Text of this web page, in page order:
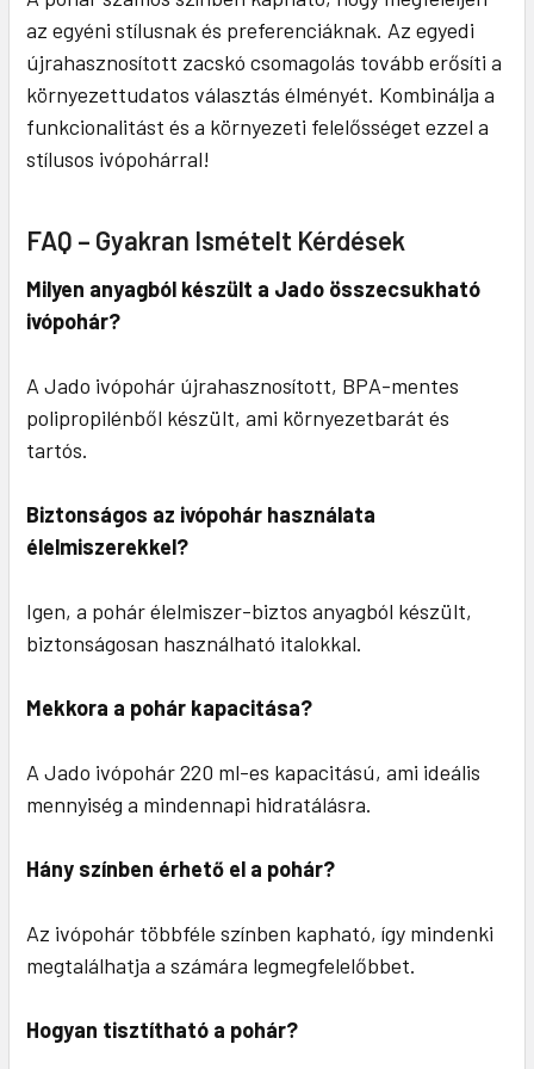
az egyéni stílusnak és preferenciáknak. Az egyedi
újrahasznosított zacskó csomagolás tovább erősíti a
környezettudatos választás élményét. Kombinálja a
funkcionalitást és a környezeti felelősséget ezzel a
stílusos ivópohárral!
FAQ – Gyakran Ismételt Kérdések
Milyen anyagból készült a Jado összecsukható
ivópohár?
A Jado ivópohár újrahasznosított, BPA-mentes
polipropilénből készült, ami környezetbarát és
tartós.
Biztonságos az ivópohár használata
élelmiszerekkel?
Igen, a pohár élelmiszer-biztos anyagból készült,
biztonságosan használható italokkal.
Mekkora a pohár kapacitása?
A Jado ivópohár 220 ml-es kapacitású, ami ideális
mennyiség a mindennapi hidratálásra.
Hány színben érhető el a pohár?
Az ivópohár többféle színben kapható, így mindenki
megtalálhatja a számára legmegfelelőbbet.
Hogyan tisztítható a pohár?